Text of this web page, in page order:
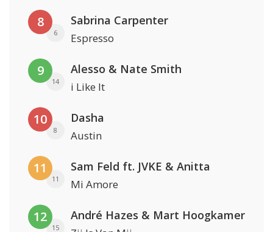
8
6
Sabrina Carpenter
Espresso
9
14
Alesso & Nate Smith
i Like It
10
8
Dasha
Austin
11
11
Sam Feld ft. JVKE & Anitta
Mi Amore
12
15
André Hazes & Mart Hoogkamer